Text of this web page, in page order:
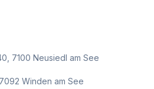
7100 Neusiedl am See
Winden am See